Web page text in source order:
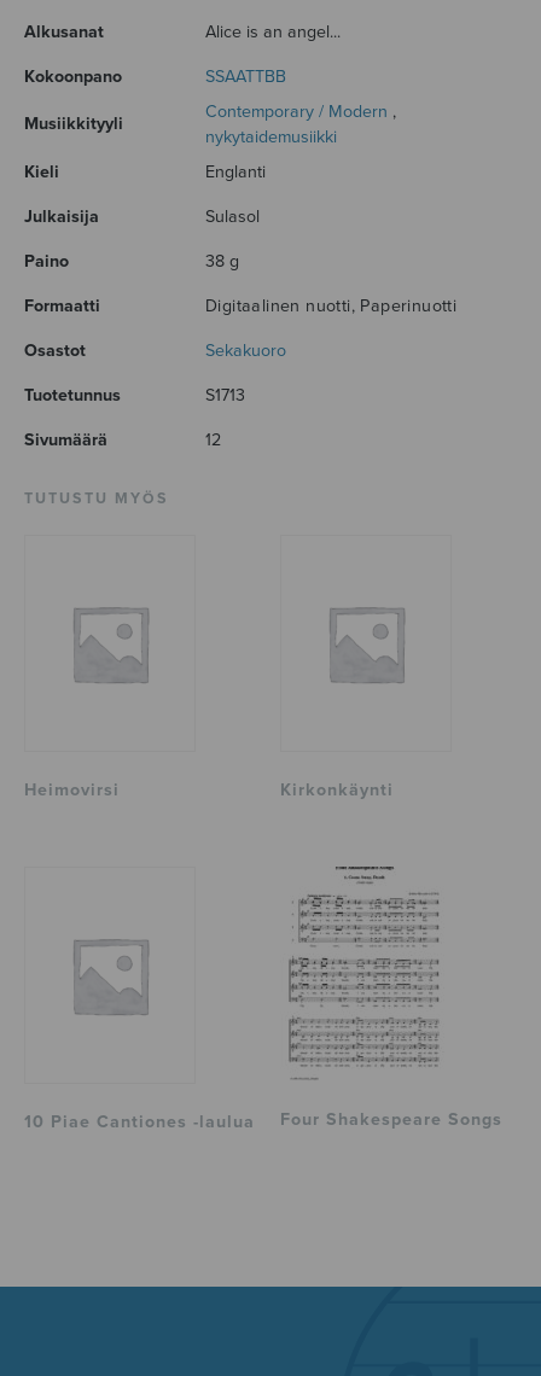
Alkusanat Alice is an angel...
Kokoonpano SSAATTBB
Musiikkityyli
Contemporary / Modern ,
nykytaidemusiikki
Kieli
Englanti
Julkaisija Sulasol
Paino 38 g
Formaatti Digitaalinen nuotti, Paperinuotti
Osastot Sekakuoro
Tuotetunnus S1713
Sivumäärä 12
TUTUSTU MYÖS
Heimovirsi Kirkonkäynti
10 Piae Cantiones -laulua Four Shakespeare Songs